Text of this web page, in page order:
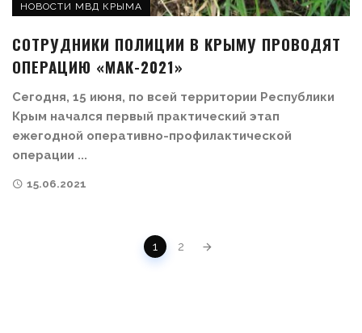
НОВОСТИ МВД КРЫМА
СОТРУДНИКИ ПОЛИЦИИ В КРЫМУ ПРОВОДЯТ
ОПЕРАЦИЮ «МАК-2021»
Сегодня, 15 июня, по всей территории Республики
Крым начался первый практический этап
ежегодной оперативно-профилактической
операции ...
15.06.2021
1 2